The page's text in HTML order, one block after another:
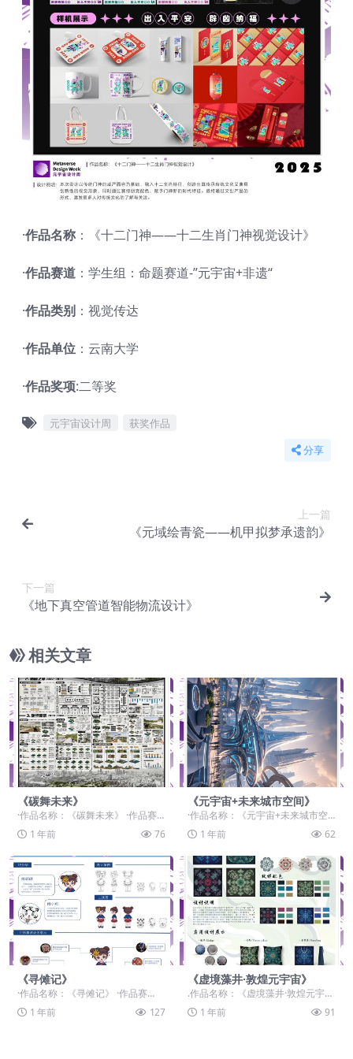
·作品名称 ：《十二门神——十二生肖门神视觉设计》
·作品赛道 ：学生组：命题赛道-”元宇宙+非遗“
·作品类别 ：视觉传达
·作品单位 ：云南大学
·作品奖项:二等奖
元宇宙设计周 获奖作品
分享
上一篇
《元域绘青瓷——机甲拟梦承遗韵》
下一篇
《地下真空管道智能物流设计》
相关文章
《碳舞未来》
·作品名称：《碳舞未来》 ·作品赛
道：学生组：自由主题赛道-”元宇宙
+“ ·作品...
1 年前 76
《元宇宙+未来城市空间》
·作品名称：《元宇宙+未来城市空
间》 ·作品赛道：学生组：自由主题
赛道-”元宇宙...
1 年前 62
《寻傩记》
·作品名称：《寻傩记》 ·作品赛
道：学生组：自由主题赛道-”元宇宙
+“ ·作品类...
1 年前 127
《虚境藻井·敦煌元宇宙》
.作品名称：《虚境藻井·敦煌元宇
宙》 .作品赛道：学生组：命题赛
道-”元宇宙+非...
1 年前 91